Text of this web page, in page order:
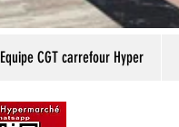
Equipe CGT carrefour Hyper